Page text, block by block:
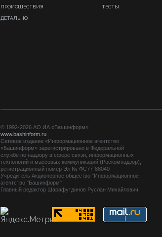
ПРОИСШЕСТВИЯ
ДЕТАЛЬНО
ТЕСТЫ
© 1992-2026 АО ИА «Башинформ».
www.bashinform.ru
Сетевое издание «Информационное агентство
«Башинформ» зарегистрировано в Федеральной
службе по надзору в сфере связи, информационных
технологий и массовых коммуникаций (Роскомнадзор),
регистрационный номер Эл № ФС77-88040
Учредитель Акционерное общество "Информационное
агентство "Башинформ"
Главный редактор Шарафутдинов Руслан Михайлович